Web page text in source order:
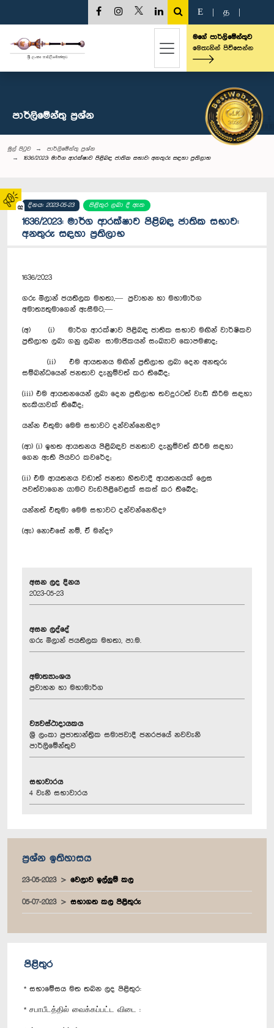
02
E த
මගේ පාර්ලිමේන්තුව
මෙතැනින් පිවිසෙන්න
පාර්ලි‌මේන්තු‌ ප්‍රශ්න
මුල් පිටුව
පාර්ලි‌මේන්තු‌ ප්‍රශ්න
1636/2023: මාර්ග ආරක්ෂාව පිළිබඳ ජාතික සභාව: අනතුරු සඳහා‍ ප්‍රතිලාභ
දිනය: 2023-05-23 පිළිතුර ලබා දී ඇත
1636/2023: මාර්ග ආරක්ෂාව පිළිබඳ ජාතික සභාව:
අනතුරු සඳහා‍ ප්‍රතිලාභ
1636/2023
ගරු මිලාන් ජයතිලක මහතා,— ප්‍රවාහන හා මහාමාර්ග
අමාත්‍යතුමාගෙන් ඇසීමට,—
(අ) (i) මාර්ග ආරක්ෂාව පිළිබඳ ජාතික සභාව මඟින් වාර්ෂිකව
ප්‍රතිලාභ ලබා ගනු ලබන සාමාජිකයන් සංඛ්‍යාව කොපමණද;
(ii) එම ආයතනය මඟින් ප්‍රතිලාභ ලබා දෙන අනතුරු
සම්බන්ධයෙන් ජනතාව දැනුම්වත් කර තිබේද;
(iii) එම ආයතනයෙන් ලබා දෙන ප්‍රතිලාභ තවදුරටත් වැඩි කිරීම සඳහා
හැකියාවක් තිබේද;
යන්න එතුමා මෙම සභාවට දන්වන්නෙහිද?
(ආ) (i) ඉහත ආයතනය පිළිබඳව ජනතාව දැනුම්වත් කිරීම සඳහා
ගෙන ඇති පියවර කවරේද;
(ii) එම ආයතනය වඩාත් ජනතා හිතවාදී ආයතනයක් ලෙස
පවත්වාගෙන යාමට වැඩපිළිවෙළක් සකස් කර තිබේද;
යන්නත් එතුමා මෙම සභාවට දන්වන්නෙහිද?
(ඇ) නොඑසේ නම්, ඒ මන්ද?
අසන ලද දිනය
2023-05-23
අසන ලද්දේ
ගරු මිලාන් ජයතිලක මහතා, පා.ම.
අමාත්‍යාංශය
ප්‍රවාහන හා මහාමාර්ග
ව්‍යවස්ථාදායකය
ශ්‍රී ලංකා ප්‍රජාතාන්ත්‍රික සමාජවාදී ජනරජයේ නවවැනි
පාර්ලිමේන්තුව
සභාවාරය
4 වැනි සභාවාරය
ප්‍රශ්න ඉතිහාසය
23-05-2023 වෙලාව ඉල්ලුම් කල
05-07-2023 සභාගත කල පිළිතුරු
පිළිතුර
* සභාමේසය මත තබන ලද පිළිතුර:
* சபாபீடத்தில் வைக்கப்பட்ட விடை :